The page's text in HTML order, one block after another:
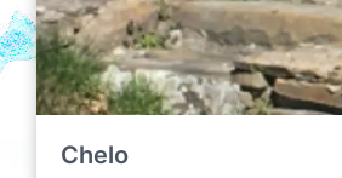
Chelo